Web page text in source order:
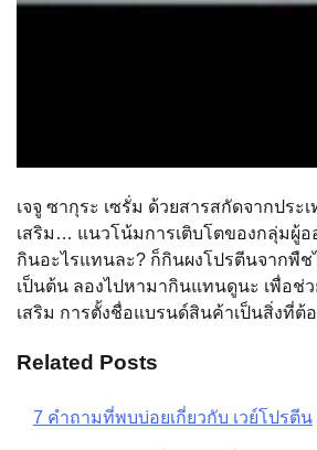
เจจู ซากุระ เซรั่ม ด้วยสารสกัดจากประ
เสริม… แนวโน้มการเติบโตของกลุ่มผู้อ
กินอะไรแทนละ? ก็กินผงโปรตีนจากพืช
เป็นต้น ลองไปหามากินแทนดูนะ เพื่อช่
เสริม การตั้งชื่อแบรนด์สินค้าเป็นสิ่งที่ต้
Related Posts
7 คำถามที่พบบ่อยเกี่ยวกับ เวย์โปรตีน